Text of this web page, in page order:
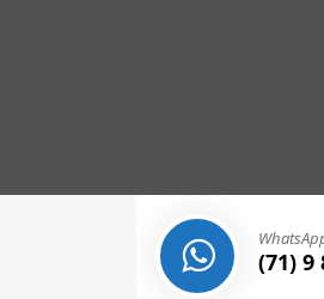
(71) 9